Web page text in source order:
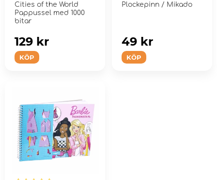
Cities of the World
Pappussel med 1000
bitar
KÖP
129 kr
Plockepinn / Mikado
KÖP
49 kr